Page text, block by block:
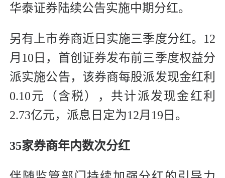
华泰证券陆续公告实施中期分红。
另有上市券商近日实施三季度分红。12
月10日，首创证券发布前三季度权益分
派实施公告，该券商每股派发现金红利
0.10元（含税），共计派发现金红利
2.73亿元，派息日定为12月19日。
35家券商年内数次分红